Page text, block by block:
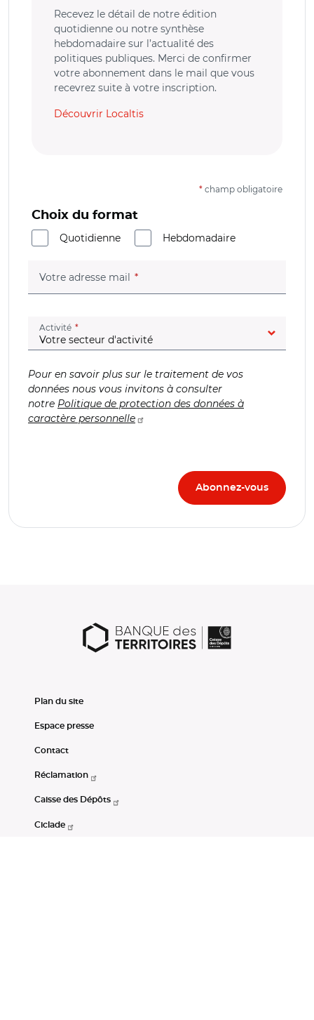
Recevez le détail de notre édition
quotidienne ou notre synthèse
hebdomadaire sur l’actualité des
politiques publiques. Merci de confirmer
votre abonnement dans le mail que vous
recevrez suite à votre inscription.
Découvrir Localtis
* champ obligatoire
Choix du format
Quotidienne
Hebdomadaire
Votre adresse mail (champ obligatoire)
Activité (champ obligatoire)
Pour en savoir plus sur le traitement de vos
données nous vous invitons à consulter
notre Politique de protection des données à
caractère personnelle
Plan du site
Espace presse
Contact
Réclamation
Caisse des Dépôts
Ciclade